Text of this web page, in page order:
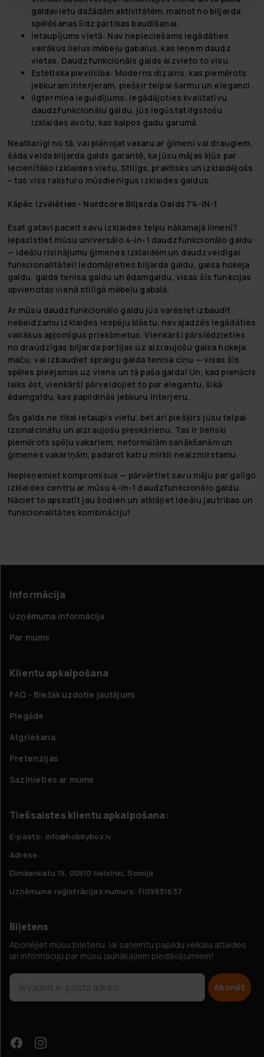
galdavietu dažādām aktivitātēm, mainot no biljarda
spēlēšanas līdz pārtikas baudīšanai.
Ietaupījums vietā: Nav nepieciešams iegādāties
vairākus lielus mēbeļu gabalus, kas ieņem daudz
vietas. Daudzfunkcionāls galds aizvieto to visu.
Estētiska pievilcība: Moderns dizains, kas piemērots
jebkuram interjeram, piešķir telpai šarmu un eleganci.
Ilgtermiņa ieguldījums: Iegādājoties kvalitatīvu
daudzfunkcionālu galdu, jūs iegūstat ilgstošu
izklaides avotu, kas kalpos gadu garumā.
Neatkarīgi no tā, vai plānojat vakaru ar ģimeni vai draugiem,
šāda veida biljarda galds garantē, ka jūsu mājas kļūs par
iecienītāko izklaides vietu. Stilīgs, praktisks un izklaidējošs
– tas viss raksturo mūsdienīgus izklaides galdus.
Kāpēc izvēlēties - Nordcore Biljarda Galds 7'4-IN-1
Esat gatavi pacelt savu izklaides telpu nākamajā līmenī?
Iepazīstiet mūsu universālo 4-in-1 daudzfunkcionālo galdu
— ideālu risinājumu ģimenes izklaidēm un daudzveidīgai
funkcionalitātei! Iedomājieties biljarda galdu, gaisa hokeja
galdu, galda tenisa galdu un ēdamgaldu, visas šīs funkcijas
apvienotas vienā stilīgā mēbeļu gabalā.
Ar mūsu daudzfunkcionālo galdu jūs varēsiet izbaudīt
nebeidzamu izklaides iespēju klāstu, nevajadzēs iegādāties
vairākus apjomīgus priekšmetus. Vienkārši pārslēdzieties
no draudzīgas biljarda partijas uz aizraujošu gaisa hokeja
maču, vai izbaudiet spraigu galda tenisa cīņu — visas šīs
spēles pieejamas uz viena un tā paša galda! Un, kad pienācis
laiks ēst, vienkārši pārveidojiet to par elegantu, šikā
ēdamgaldu, kas papildinās jebkuru interjeru.
Šis galds ne tikai ietaupīs vietu, bet arī piešķirs jūsu telpai
izsmalcinātu un aizraujošu pieskārienu. Tas ir lieliski
piemērots spēļu vakariem, neformālām sanākšanām un
ģimenes vakariņām, padarot katru mirkli neaizmirstamu.
Nepieņemiet kompromisus — pārvērtiet savu māju par galīgo
izklaides centru ar mūsu 4-in-1 daudzfunkcionālo galdu.
Nāciet to apskatīt jau šodien un atklājiet ideālu jautrības un
funkcionalitātes kombināciju!
Informācija
Uzņēmuma informācija
Par mums
Klientu apkalpošana
FAQ - Biežāk uzdotie jautājumi
Piegāde
Atgriešana
Pretenzijas
Sazinieties ar mums
Tiešsaistes klientu apkalpošana:
E-pasts: info@hobbybox.lv
Adrese:
Elimäenkatu 15, 00510 Helsinki, Somija
Uzņēmuma reģistrācijas numurs: FI09931637
Biļetens
Abonējiet mūsu biļetenu, lai saņemtu papildu veikala atlaides
un informāciju par mūsu jaunākajiem piedāvājumiem!
Abonēt